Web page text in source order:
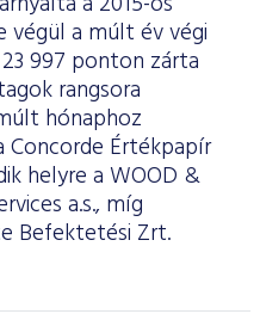
végül a múlt év végi
997 ponton zárta
rangsora
hónaphoz
Concorde Értékpapír
helyre a WOOD &
a.s., míg
Befektetési Zrt.